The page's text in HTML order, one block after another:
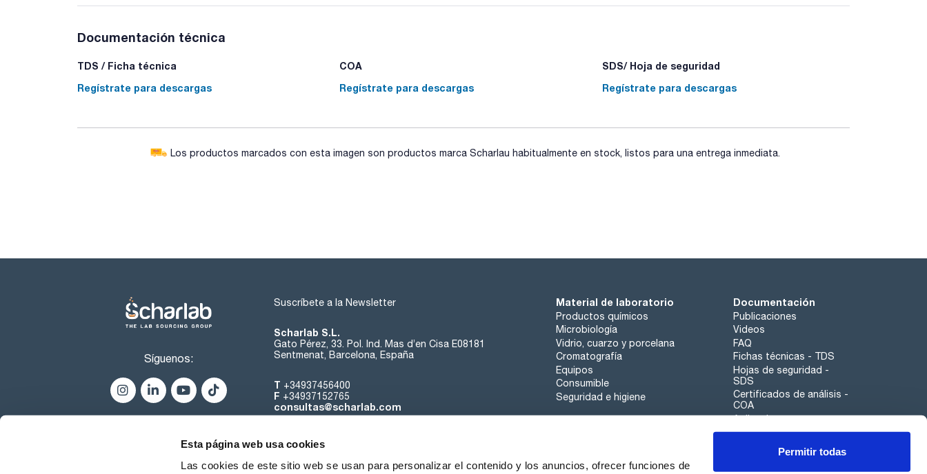
Esta página web usa cookies
Las cookies de este sitio web se usan para personalizar el contenido y los anuncios, ofrecer funciones de
Permitir todas
Documentación técnica
TDS / Ficha técnica
Regístrate para descargas
COA
Regístrate para descargas
SDS/ Hoja de seguridad
Regístrate para descargas
Los productos marcados con esta imagen son productos marca Scharlau habitualmente en stock, listos para una entrega inmediata.
Síguenos:
Suscríbete a la Newsletter
Scharlab S.L.
Gato Pérez, 33. Pol. Ind. Mas d’en Cisa E08181
Sentmenat, Barcelona, España
T +34937456400
F +34937152765
consultas@scharlab.com
Material de laboratorio
Productos químicos
Microbiología
Vidrio, cuarzo y porcelana
Cromatografía
Equipos
Consumible
Seguridad e higiene
Documentación
Publicaciones
Videos
FAQ
Fichas técnicas - TDS
Hojas de seguridad -
SDS
Certificados de análisis -
COA
Aplicaciones
Tabla Periódica
Canal de denuncias